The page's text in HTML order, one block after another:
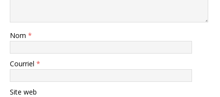
Nom *
Courriel *
Site web